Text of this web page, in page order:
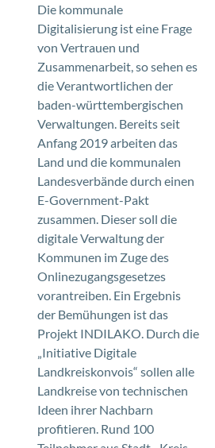
Die kommunale
Digitalisierung ist eine Frage
von Vertrauen und
Zusammenarbeit, so sehen es
die Verantwortlichen der
baden-württembergischen
Verwaltungen. Bereits seit
Anfang 2019 arbeiten das
Land und die kommunalen
Landesverbände durch einen
E-Government-Pakt
zusammen. Dieser soll die
digitale Verwaltung der
Kommunen im Zuge des
Onlinezugangsgesetzes
vorantreiben. Ein Ergebnis
der Bemühungen ist das
Projekt INDILAKO. Durch die
„Initiative Digitale
Landkreiskonvois“ sollen alle
Landkreise von technischen
Ideen ihrer Nachbarn
profitieren. Rund 100